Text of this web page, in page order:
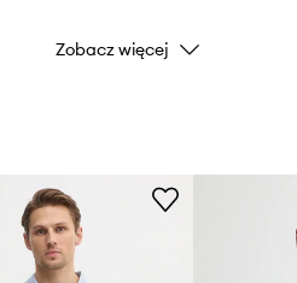
Marka
ID Produktu
Zobacz więcej